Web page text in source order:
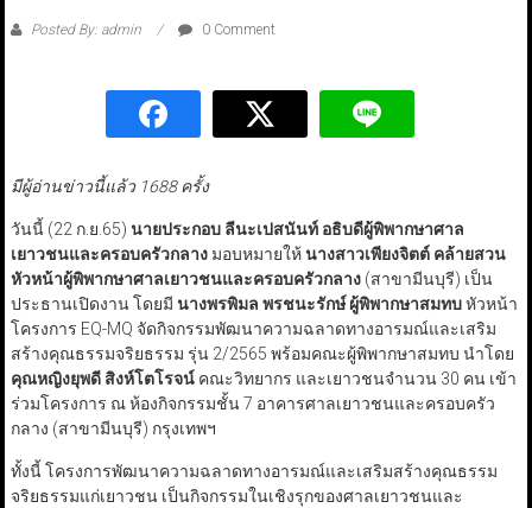
Posted By: admin 0 Comment
มีผู้อ่านข่าวนี้แล้ว 1688 ครั้ง
วันนี้ (22 ก.ย.65) นายประกอบ ลีนะเปสนันท์ อธิบดีผู้พิพากษาศาล
เยาวชนและครอบครัวกลางมอบหมายให้นางสาวเพียงจิตต์ คล้ายสวน
หัวหน้าผู้พิพากษาศาลเยาวชนและครอบครัวกลาง(สาขามีนบุรี) เป็น
ประธานเปิดงาน โดยมี นางพรพิมล พรชนะรักษ์ ผู้พิพากษาสมทบหัวหน้า
โครงการ EQ-MQ จัดกิจกรรมพัฒนาความฉลาดทางอารมณ์และเสริม
สร้างคุณธรรมจริยธรรม รุ่น 2/2565 พร้อมคณะผู้พิพากษาสมทบ นำโดย
คุณหญิงยุพดี สิงห์โตโรจน์คณะวิทยากร และเยาวชนจำนวน 30 คน เข้า
ร่วมโครงการ ณ ห้องกิจกรรมชั้น 7 อาคารศาลเยาวชนและครอบครัว
กลาง (สาขามีนบุรี) กรุงเทพฯ
ทั้งนี้ โครงการพัฒนาความฉลาดทางอารมณ์และเสริมสร้างคุณธรรม
จริยธรรมแก่เยาวชน เป็นกิจกรรมในเชิงรุกของศาลเยาวชนและ